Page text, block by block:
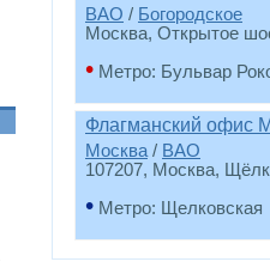
ВАО / Богородское
Москва, Открытое
• Метро: Бульвар
Флагманский офис
Москва / ВАО
107207, Москва,
• Метро: Щелковская